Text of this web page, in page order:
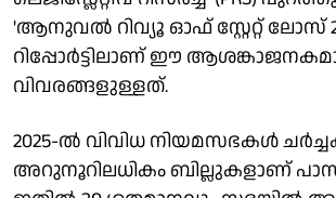
'ആനുവല്‍ റിവ്യൂ ഓഫ് സ്റ്റേറ്റ് ലോസ്
റിപ്പോര്‍ട്ടിലാണ് ഈ
വിവരങ്ങളുള്ളത്.
2025-ല്‍ വിവിധ നിയമസഭകള്‍
അറുനൂറിലധികം ബില്ലുകളാണ്